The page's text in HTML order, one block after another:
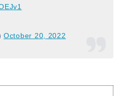
October 20, 2022